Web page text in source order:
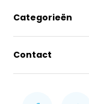
Categorieën
Contact